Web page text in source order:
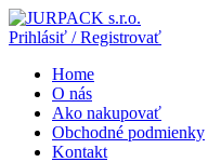
Prihlásiť / Registrovať
Home
O nás
Ako nakupovať
Obchodné podmienky
Kontakt